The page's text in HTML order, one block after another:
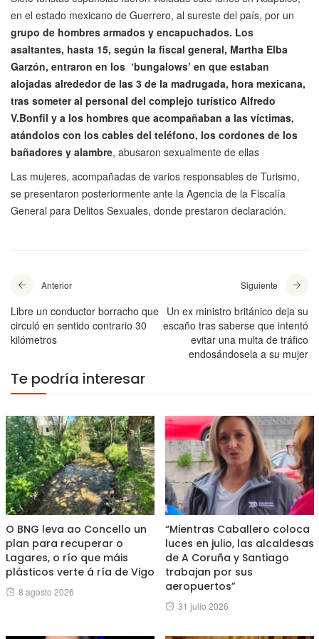
en el estado mexicano de Guerrero, al sureste del país, por un
grupo de hombres armados y encapuchados. Los
asaltantes, hasta 15, según la fiscal general, Martha Elba
Garzón, entraron en los ‘bungalows’ en que estaban
alojadas alrededor de las 3 de la madrugada, hora mexicana,
tras someter al personal del complejo turístico Alfredo
V.Bonfil y a los hombres que acompañaban a las víctimas,
atándolos con los cables del teléfono, los cordones de los
bañadores y alambre, abusaron sexualmente de ellas
Las mujeres, acompañadas de varios responsables de Turismo,
se presentaron posteriormente ante la Agencia de la Fiscalía
General para Delitos Sexuales, donde prestaron declaración.
Anterior
Libre un conductor borracho que
circuló en sentido contrario 30
kilómetros
Siguiente
Un ex ministro británico deja su
escaño tras saberse que intentó
evitar una multa de tráfico
endosándosela a su mujer
Te podría interesar
O BNG leva ao Concello un
plan para recuperar o
Lagares, o río que máis
plásticos verte á ría de Vigo
Posted
8 agosto 2026
“Mientras Caballero coloca
luces en julio, las alcaldesas
de A Coruña y Santiago
trabajan por sus
aeropuertos”
Posted
31 julio 2026